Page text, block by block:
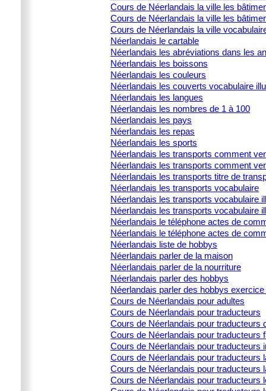
Cours de Néerlandais la ville les
Cours de Néerlandais la ville les
Cours de Néerlandais la ville
Néerlandais le cartable
Néerlandais les abréviations dans les
Néerlandais les boissons
Néerlandais les couleurs
Néerlandais les couverts vocabulaire
Néerlandais les langues
Néerlandais les nombres de 1 à 100
Néerlandais les pays
Néerlandais les repas
Néerlandais les sports
Néerlandais les transports comment
Néerlandais les transports comment
Néerlandais les transports titre de
Néerlandais les transports vocabulaire
Néerlandais les transports vocabulaire
Néerlandais les transports vocabulaire
Néerlandais le téléphone actes de
Néerlandais le téléphone actes de
Néerlandais liste de hobbys
Néerlandais parler de la maison
Néerlandais parler de la nourriture
Néerlandais parler des hobbys
Néerlandais parler des hobbys
Cours de Néerlandais pour adultes
Cours de Néerlandais pour traducteurs
Cours de Néerlandais pour traducteurs
Cours de Néerlandais pour traducteurs
Cours de Néerlandais pour traducteurs
Cours de Néerlandais pour traducteurs
Cours de Néerlandais pour traducteurs
Cours de Néerlandais pour traducteurs